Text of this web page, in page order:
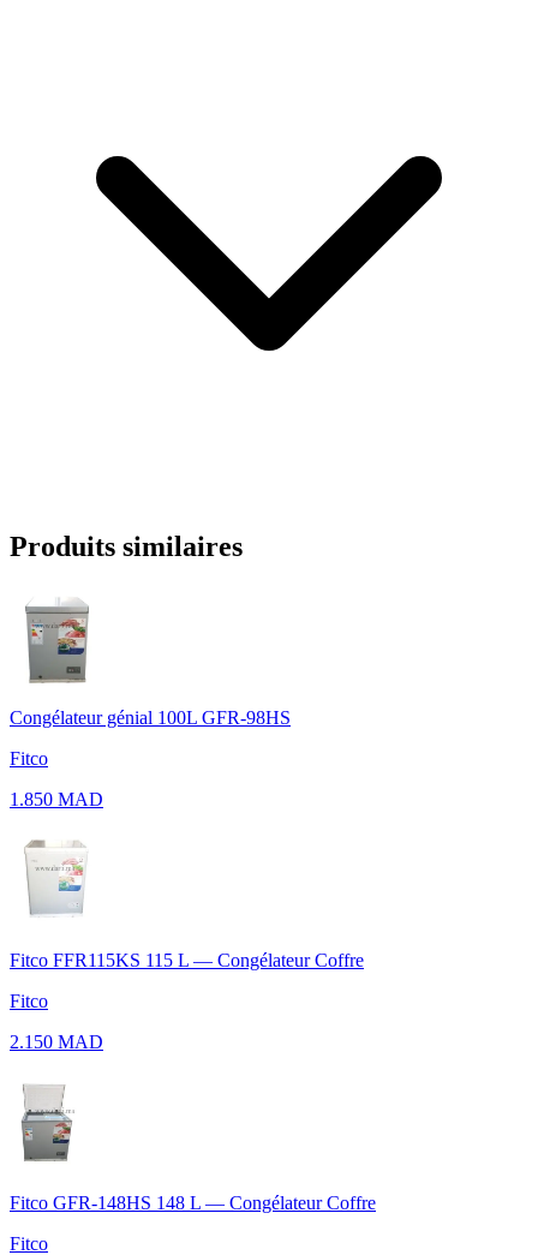
Produits similaires
Congélateur génial 100L GFR-98HS
Fitco
1.850 MAD
Fitco FFR115KS 115 L — Congélateur Coffre
Fitco
2.150 MAD
Fitco GFR-148HS 148 L — Congélateur Coffre
Fitco